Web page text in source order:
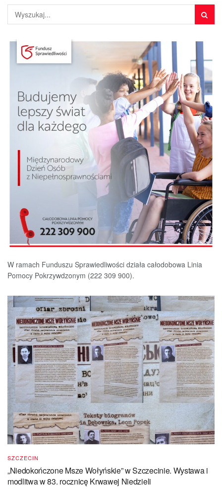
W ramach Funduszu Sprawiedliwości działa całodobowa Linia
Pomocy Pokrzywdzonym (222 309 900).
SZCZECIN
„Niedokończone Msze Wołyńskie” w Szczecinie. Wystawa i
modlitwa w 83. rocznicę Krwawej Niedzieli